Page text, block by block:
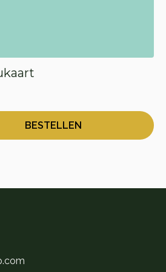
BESTELLEN